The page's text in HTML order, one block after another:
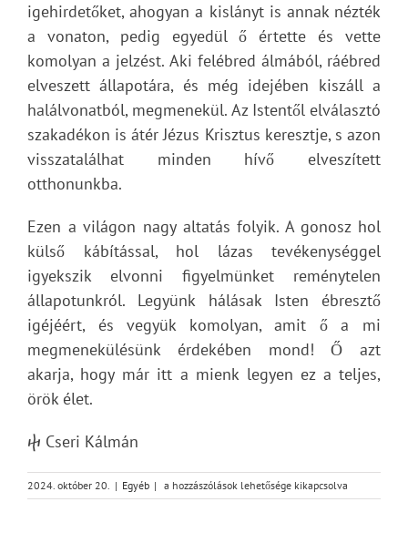
igehirdetőket, ahogyan a kislányt is annak nézték
a vonaton, pedig egyedül ő értette és vette
komolyan a jelzést. Aki felébred álmából, ráébred
elveszett állapotára, és még idejében kiszáll a
halálvonatból, megmenekül. Az Istentől elválasztó
szakadékon is átér Jézus Krisztus keresztje, s azon
visszatalálhat minden hívő elveszített
otthonunkba.
Ezen a világon nagy altatás folyik. A gonosz hol
külső kábítással, hol lázas tevékenységgel
igyekszik elvonni figyelmünket reménytelen
állapotunkról. Legyünk hálásak Isten ébresztő
igéjéért, és vegyük komolyan, amit ő a mi
megmenekülésünk érdekében mond! Ő azt
akarja, hogy már itt a mienk legyen ez a teljes,
örök élet.
ⴕ Cseri Kálmán
2024. október 20. | Egyéb | Életmentő
ébresztés
a hozzászólások lehetősége kikapcsolva